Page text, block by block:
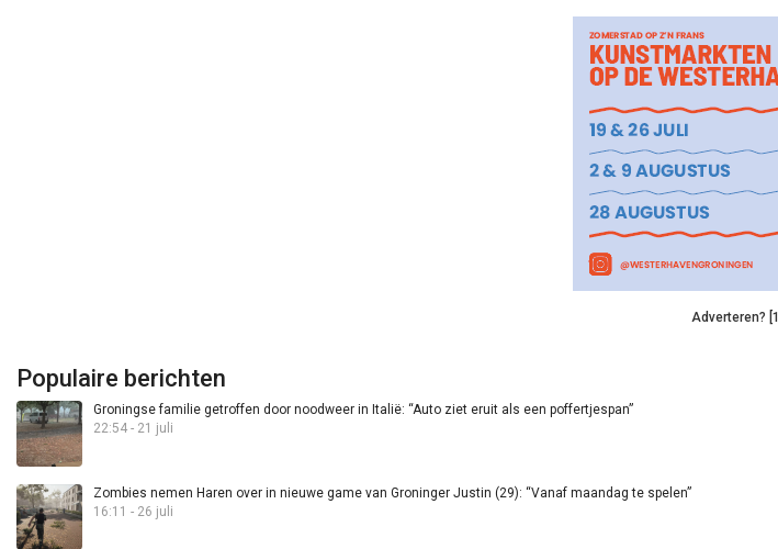
Adverteren? [1]
Populaire berichten
Groningse familie getroffen door noodweer in Italië: “Auto ziet eruit als een poffertjespan”
22:54 - 21 juli
Zombies nemen Haren over in nieuwe game van Groninger Justin (29): “Vanaf maandag te spelen”
16:11 - 26 juli